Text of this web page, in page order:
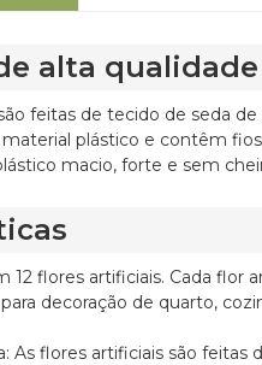
alta qualidade
feitas de tecido de seda
plástico e contêm
macio, forte e sem
12 flores artificiais. Cada flor
decoração de quarto,
As flores artificiais são